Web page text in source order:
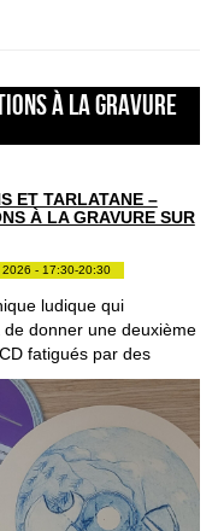
À LA GRAVURE
ET TARLATANE –
À LA GRAVURE SUR
- 17:30-20:30
ludique qui
de donner une deuxième
fatigués par des